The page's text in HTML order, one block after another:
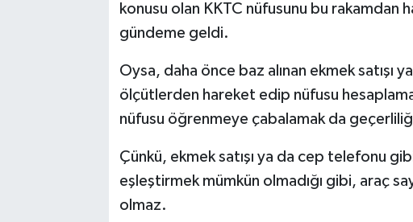
konusu olan KKTC nüfusunu bu rakamdan
gündeme geldi.
Oysa, daha önce baz alınan ekmek satışı
ölçütlerden hareket edip nüfusu
nüfusu öğrenmeye çabalamak da
Çünkü, ekmek satışı ya da cep telefonu
eşleştirmek mümkün olmadığı gibi, araç
olmaz.